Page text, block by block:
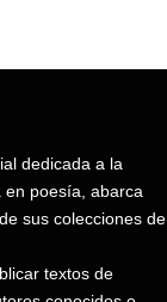
dedicada a la
en poesía, abarca
sus colecciones de
textos de